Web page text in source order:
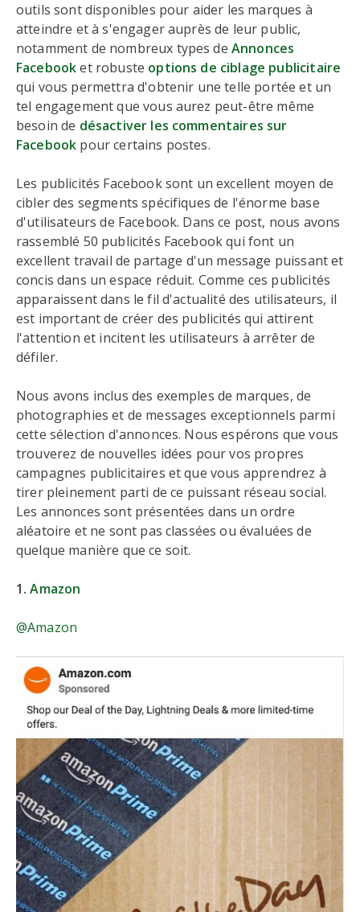
outils sont disponibles pour aider les marques à
atteindre et à s'engager auprès de leur public,
notamment de nombreux types de Annonces
Facebooket robuste options de ciblage publicitaire
qui vous permettra d'obtenir une telle portée et un
tel engagement que vous aurez peut-être même
besoin de désactiver les commentaires sur
Facebook pour certains postes.
Les publicités Facebook sont un excellent moyen de
cibler des segments spécifiques de l'énorme base
d'utilisateurs de Facebook. Dans ce post, nous avons
rassemblé 50 publicités Facebook qui font un
excellent travail de partage d'un message puissant et
concis dans un espace réduit. Comme ces publicités
apparaissent dans le fil d'actualité des utilisateurs, il
est important de créer des publicités qui attirent
l'attention et incitent les utilisateurs à arrêter de
défiler.
Nous avons inclus des exemples de marques, de
photographies et de messages exceptionnels parmi
cette sélection d'annonces. Nous espérons que vous
trouverez de nouvelles idées pour vos propres
campagnes publicitaires et que vous apprendrez à
tirer pleinement parti de ce puissant réseau social.
Les annonces sont présentées dans un ordre
aléatoire et ne sont pas classées ou évaluées de
quelque manière que ce soit.
1.Amazon
@Amazon